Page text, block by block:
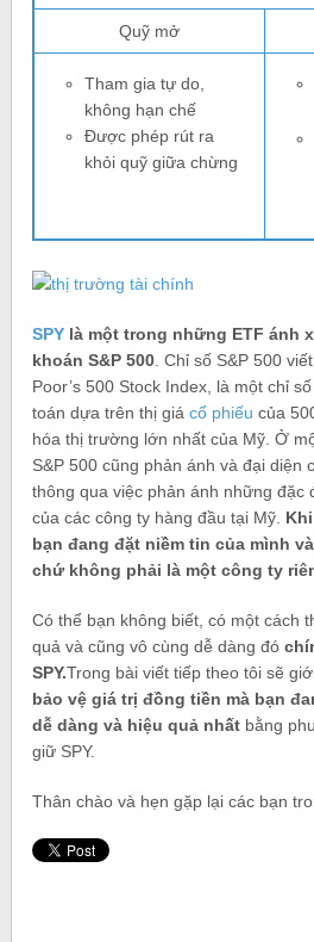
Quỹ mở
Tham gia tự do,
không hạn chế
Được phép rút ra
khỏi quỹ giữa chừng
SPY là một trong những ETF ánh
khoán S&P 500 . Chỉ số S&P 500
Poor’s 500 Stock Index, là một chỉ
toán dựa trên thị giácổ phiếu của
hóa thị trường lớn nhất của Mỹ. Ở
S&P 500 cũng phản ánh và đại diện
thông qua việc phản ánh những đặc
của các công ty hàng đầu tại Mỹ.
bạn đang đặt niềm tin của mình
chứ không phải là một công ty
Có thể bạn không biết, có một cách
quả và cũng vô cùng dễ dàng đó
SPY.Trong bài viết tiếp theo tôi sẽ
bảo vệ giá trị đồng tiền mà bạn
dễ dàng và hiệu quả nhất bằng
giữ SPY.
Thân chào và hẹn gặp lại các bạn